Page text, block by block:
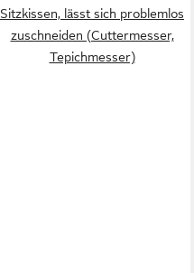
Sitzkissen, lässt sich problemlos
zuschneiden (Cuttermesser,
Tepichmesser)